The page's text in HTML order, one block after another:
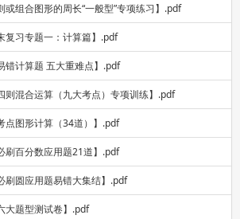
或组合图形的周长“一般型”专项练习】.pdf
复习专题一：计算篇】.pdf
错计算题 五大重难点】.pdf
则混合运算（九大考点）专项训练】.pdf
点图形计算（34道）】.pdf
刷百分数应用题21道】.pdf
刷圆应用题易错大集结】.pdf
大题型测试卷】.pdf